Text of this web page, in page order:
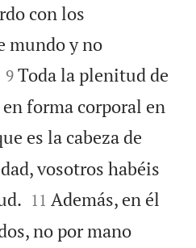
con los
mundo y no


9 Toda la plenitud de
forma corporal en
es la cabeza de
vosotros habéis


11 Además, en él
no por mano